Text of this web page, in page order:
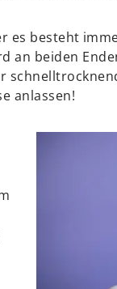
es besteht
an beiden
anlassen!